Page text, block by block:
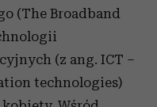
(The Broadband
(z ang. ICT –
technologies)